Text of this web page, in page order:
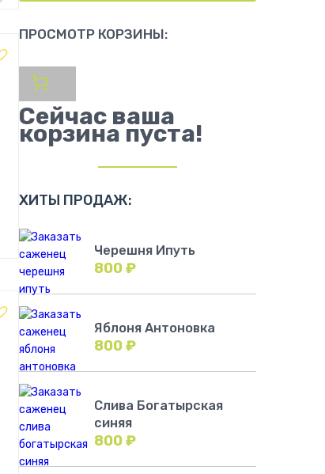
ПРОСМОТР КОРЗИНЫ:
Сейчас ваша
корзина пуста!
ХИТЫ ПРОДАЖ:
Черешня Ипуть
800₽
Яблоня Антоновка
800₽
Слива Богатырская
синяя
800₽